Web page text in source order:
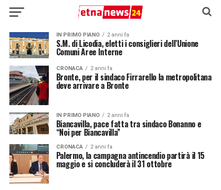
IN PRIMO PIANO 2 anni fa
S.M. di Licodia, eletti i consiglieri dell’Unione
Comuni Aree Interne
CRONACA 2 anni fa
Bronte, per il sindaco Firrarello la metropolitana
deve arrivare a Bronte
IN PRIMO PIANO 2 anni fa
Biancavilla, pace fatta tra sindaco Bonanno e
“Noi per Biancavilla”
CRONACA 2 anni fa
Palermo, la campagna antincendio partirà il 15
maggio e si concluderà il 31 ottobre